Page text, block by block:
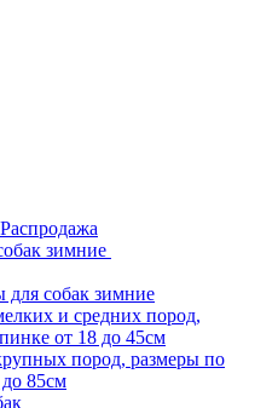
зимние
собак зимние
и средних пород,
от 18 до 45см
пород, размеры по
85см